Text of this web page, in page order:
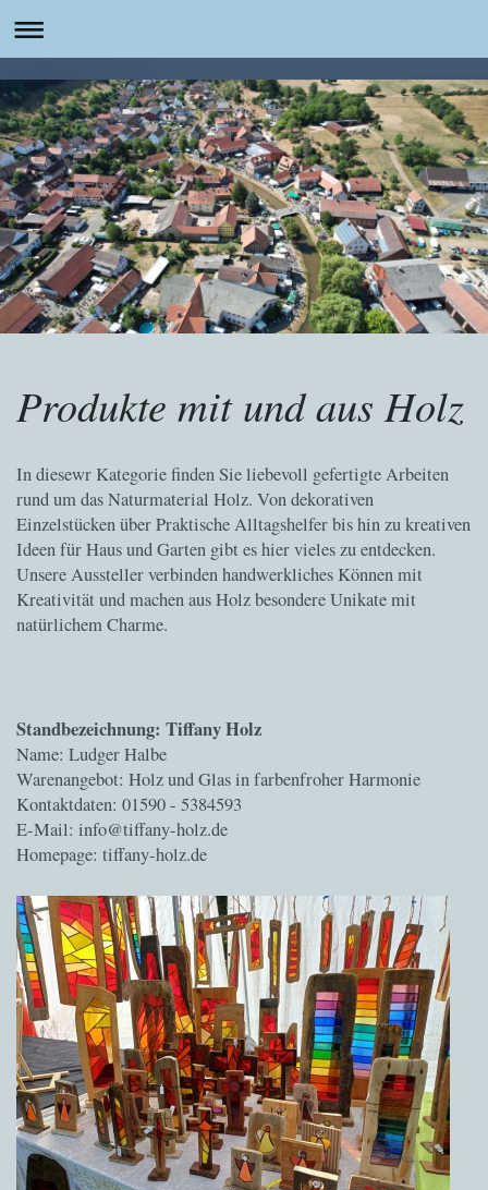
Produkte mit und aus Holz
In diesewr Kategorie finden Sie liebevoll gefertigte Arbeiten
rund um das Naturmaterial Holz. Von dekorativen
Einzelstücken über Praktische Alltagshelfer bis hin zu kreativen
Ideen für Haus und Garten gibt es hier vieles zu entdecken.
Unsere Aussteller verbinden handwerkliches Können mit
Kreativität und machen aus Holz besondere Unikate mit
natürlichem Charme.
Standbezeichnung: Tiffany Holz
Name: Ludger Halbe
Warenangebot: Holz und Glas in farbenfroher Harmonie
Kontaktdaten: 01590 - 5384593
E-Mail: info@tiffany-holz.de
Homepage: tiffany-holz.de